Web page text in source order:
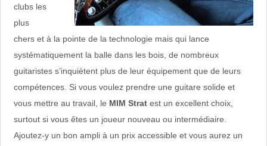
clubs les
plus
chers et à la pointe de la technologie mais qui lance
systématiquement la balle dans les bois, de nombreux
guitaristes s’inquiètent plus de leur équipement que de leurs
compétences. Si vous voulez prendre une guitare solide et
vous mettre au travail, le MIM Stratest un excellent choix,
surtout si vous êtes un joueur nouveau ou intermédiaire.
Ajoutez-y un bon ampli à un prix accessible et vous aurez un